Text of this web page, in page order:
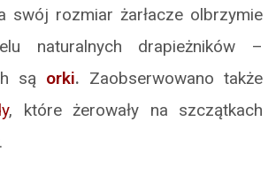
swój rozmiar żarłacze olbrzymie
naturalnych drapieżników –
są orki. Zaobserwowano także
, które żerowały na szczątkach